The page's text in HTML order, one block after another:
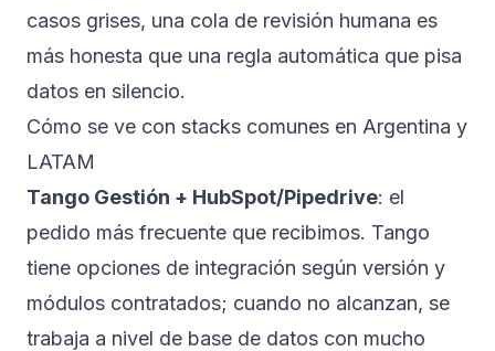
casos grises, una cola de revisión humana es
más honesta que una regla automática que pisa
datos en silencio.
Cómo se ve con stacks comunes en Argentina y
LATAM
Tango Gestión + HubSpot/Pipedrive: el
pedido más frecuente que recibimos. Tango
tiene opciones de integración según versión y
módulos contratados; cuando no alcanzan, se
trabaja a nivel de base de datos con mucho